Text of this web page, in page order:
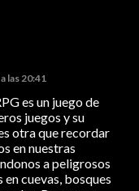
las 20:41
es un juego de
juegos y su
otra que recordar
en nuestras
a peligrosos
cuevas, bosques